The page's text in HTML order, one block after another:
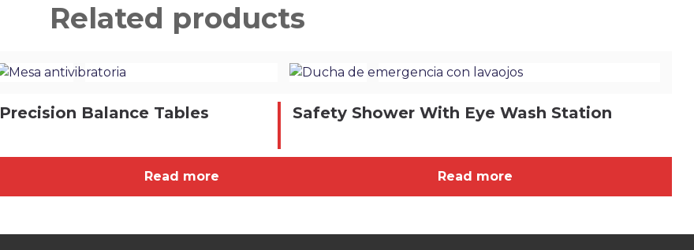
Related products
Precision Balance Tables
Read more
Safety Shower With Eye Wash Station
Read more